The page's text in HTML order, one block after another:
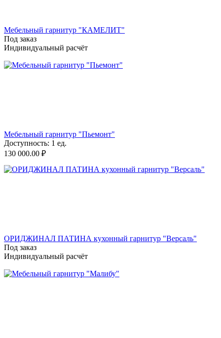
Мебельный гарнитур "КАМЕЛИТ"
Под заказ
Индивидуальный расчёт
Мебельный гарнитур "Пьемонт"
Доступность: 1 ед.
130 000.00 ₽
ОРИДЖИНАЛ ПАТИНА кухонный гарнитур "Версаль"
Под заказ
Индивидуальный расчёт